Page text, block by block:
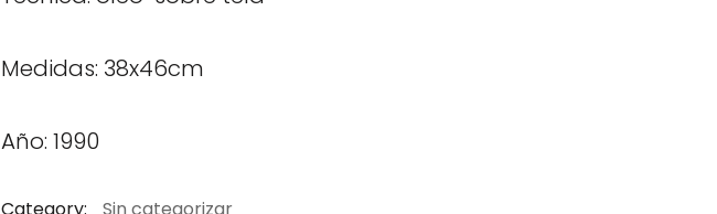
Medidas: 38x46cm
Año: 1990